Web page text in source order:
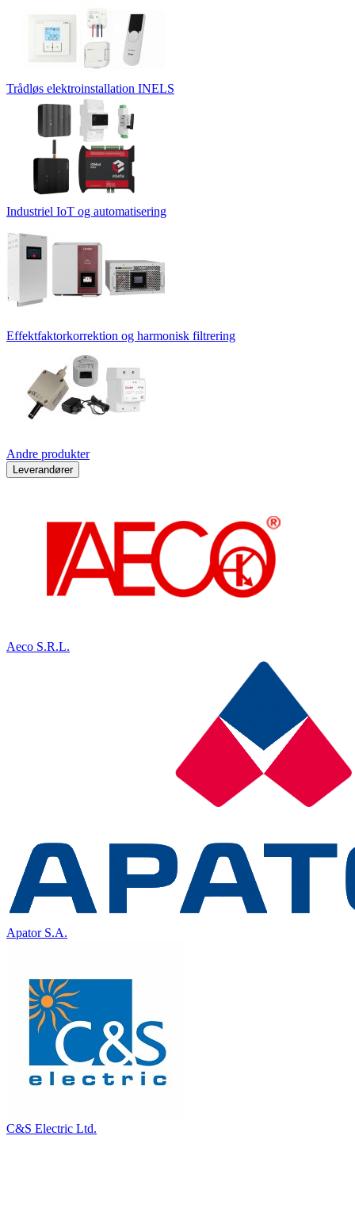
Trådløs elektroinstallation INELS
Industriel IoT og automatisering
Effektfaktorkorrektion og harmonisk filtrering
Andre produkter
Leverandører
Aeco S.R.L.
Apator S.A.
C&S Electric Ltd.